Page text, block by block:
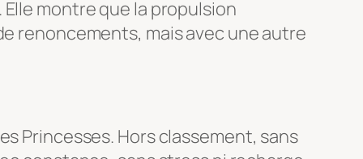
montre que la propulsion
renoncements, mais avec une autre
Princesses. Hors classement, sans